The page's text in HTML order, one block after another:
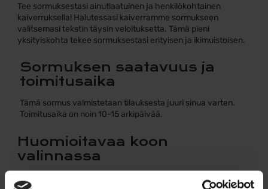
Tee sormuksestasi ainutlaatuinen ja henkilökohtainen
kaiverruksella! Halutessasi kaiverramme sormukseen
valitsemasi tekstin täysin veloituksetta. Tämä pieni
yksityiskohta tekee sormuksestasi erityisen ja ikimuistoisen.
Sormuksen saatavuus ja
toimitusaika
Tämä sormus valmistetaan tilauksesta juuri sinua varten.
Toimitusaika on noin 10-15 arkipäivää.
Huomioitavaa koon
valinnassa
Sormuksen sisäpinta on hieman pyöristetty, mikä tekee siitä